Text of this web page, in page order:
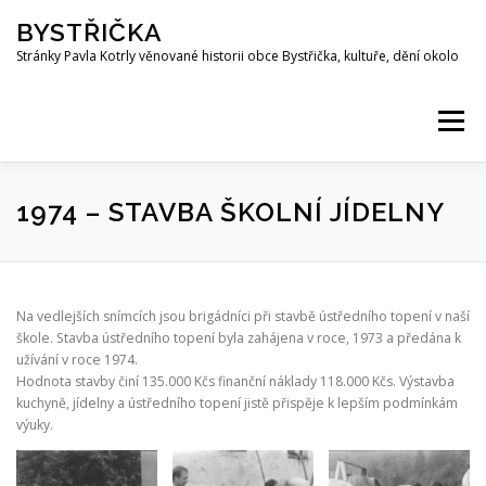
obsah
BYSTŘIČKA
Stránky Pavla Kotrly věnované historii obce Bystřička, kultuře, dění okolo
Menu
AKTUALITY HISTORIE PŘEHRADA BYSTŘIČKA
KE STAŽENÍ
ODKAZY PŘÍRODA SPOLKY Z OKOLÍ
1974 – STAVBA ŠKOLNÍ JÍDELNY
Na vedlejších snímcích jsou brigádníci při stavbě ústředního topení v naší
škole. Stavba ústředního topení byla zahájena v roce, 1973 a předána k
užívání v roce 1974.
Hodnota stavby činí 135.000 Kčs finanční náklady 118.000 Kčs. Výstavba
kuchyně, jídelny a ústředního topení jistě přispěje k lepším podmínkám
výuky.